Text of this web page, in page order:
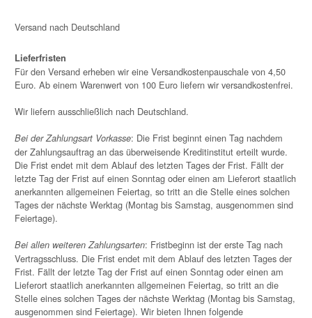
Versand nach Deutschland
Lieferfristen
Für den Versand erheben wir eine Versandkostenpauschale von 4,50
Euro. Ab einem Warenwert von 100 Euro liefern wir versandkostenfrei.
Wir liefern ausschließlich nach Deutschland.
Bei der Zahlungsart Vorkasse: Die Frist beginnt einen Tag nachdem
der Zahlungsauftrag an das überweisende Kreditinstitut erteilt wurde.
Die Frist endet mit dem Ablauf des letzten Tages der Frist. Fällt der
letzte Tag der Frist auf einen Sonntag oder einen am Lieferort staatlich
anerkannten allgemeinen Feiertag, so tritt an die Stelle eines solchen
Tages der nächste Werktag (Montag bis Samstag, ausgenommen sind
Feiertage).
Bei allen weiteren Zahlungsarten: Fristbeginn ist der erste Tag nach
Vertragsschluss. Die Frist endet mit dem Ablauf des letzten Tages der
Frist. Fällt der letzte Tag der Frist auf einen Sonntag oder einen am
Lieferort staatlich anerkannten allgemeinen Feiertag, so tritt an die
Stelle eines solchen Tages der nächste Werktag (Montag bis Samstag,
ausgenommen sind Feiertage). Wir bieten Ihnen folgende